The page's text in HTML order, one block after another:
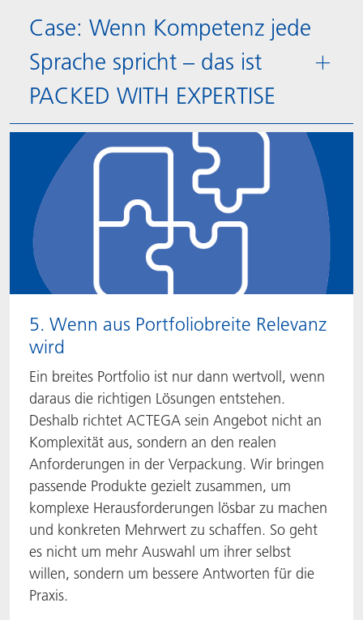
Case: Wenn Kompetenz jede
Sprache spricht – das ist
PACKED WITH EXPERTISE
5. Wenn aus Portfoliobreite Relevanz
wird
Ein breites Portfolio ist nur dann wertvoll, wenn
daraus die richtigen Lösungen entstehen.
Deshalb richtet ACTEGA sein Angebot nicht an
Komplexität aus, sondern an den realen
Anforderungen in der Verpackung. Wir bringen
passende Produkte gezielt zusammen, um
komplexe Herausforderungen lösbar zu machen
und konkreten Mehrwert zu schaffen. So geht
es nicht um mehr Auswahl um ihrer selbst
willen, sondern um bessere Antworten für die
Praxis.